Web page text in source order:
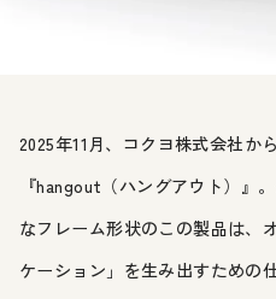
2025年11月、コクヨ株式会社か
『hangout（ハングアウト）』
なフレーム形状のこの製品は、
ケーション」を生み出すための